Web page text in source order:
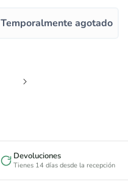
Temporalmente agotado
Devoluciones
Tienes 14 días desde la recepción